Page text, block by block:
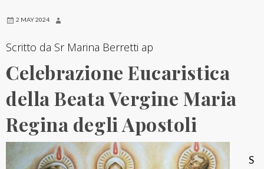
2 MAY 2024
Scritto da Sr Marina Berretti ap
Celebrazione Eucaristica
della Beata Vergine Maria
Regina degli Apostoli
S